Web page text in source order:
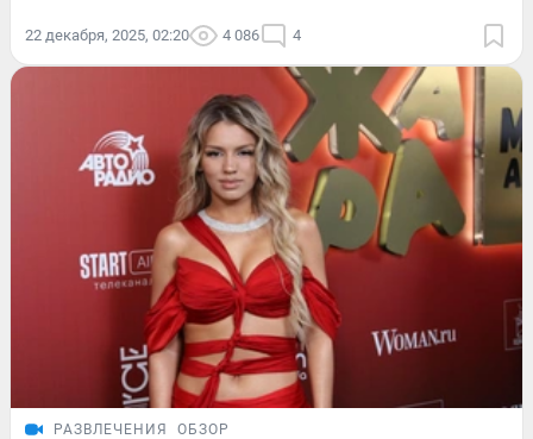
22 декабря, 2025, 02:20 4 086 4
РАЗВЛЕЧЕНИЯ ОБЗОР